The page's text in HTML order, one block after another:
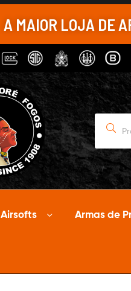
A MAIOR LOJA DE
Airsofts Armas de